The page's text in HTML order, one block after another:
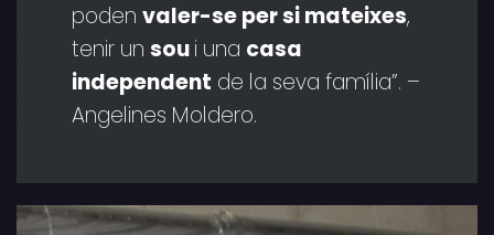
poden valer-se per si mateixes,
tenir un soui una casa
independent de la seva família”. –
Angelines Moldero.